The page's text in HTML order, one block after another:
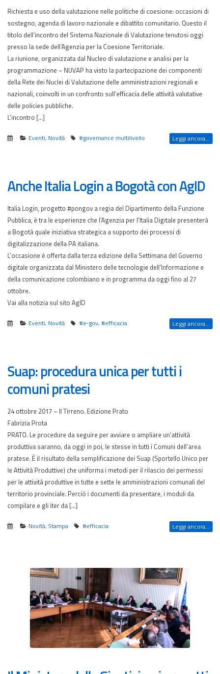
Richiesta e uso della valutazione nelle politiche di coesione: occasioni di
sostegno, agenda di lavoro nazionale e dibattito comunitario. Questo il
titolo dell’incontro del Sistema Nazionale di Valutazione tenutosi oggi
presso la sede dell’Agenzia per la Coesione Territoriale.
La riunione, organizzata dal Nucleo di valutazione e analisi per la
programmazione – NUVAP ha visto la partecipazione dei componenti
della Rete dei Nuclei di Valutazione delle amministrazioni regionali e
nazionali, coinvolti in un confronto sull’efficacia delle attività valutative
delle policies pubbliche.
L’incontro […]
Eventi, Novità #governance multilivello Leggi ancora...
Anche Italia Login a Bogotà con AgID
Italia Login, progetto #pongov a regia del Dipartimento della Funzione
Pubblica, è tra le esperienze che l’Agenzia per l’Italia Digitale presenterà
a Bogotà quale iniziativa strategica a supporto dei processi di
digitalizzazione della PA italiana.
L’occasione è offerta dalla terza edizione della Settimana del Governo
digitale organizzata dal Ministero delle tecnologie dell’Informazione e
della comunicazione colombiano e in programma da oggi fino al 27
ottobre.
Vai alla notizia sul sito AgID
Eventi, Novità #e-gov,#efficacia Leggi ancora...
Suap: procedura unica per tutti i
comuni pratesi
24 ottobre 2017 – Il Tirreno. Edizione Prato
Fabrizia Prota
PRATO. Le procedure da seguire per avviare o ampliare un’attività
produttiva saranno, da oggi in poi, le stesse in tutti i Comuni dell’area
pratese. È il risultato della semplificazione dei Suap (Sportello Unico per
le Attività Produttive) che uniforma i metodi per il rilascio dei permessi
per le attività produttive in tutte e sette le amministrazioni comunali del
territorio provinciale. Perciò i documenti da presentare, i moduli da
compilare e gli iter da […]
Novità, Stampa #efficacia Leggi ancora...